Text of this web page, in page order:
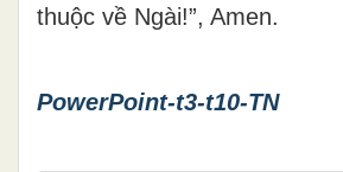
thuộc về Ngài!”, Amen.
PowerPoint-t3-t10-TN